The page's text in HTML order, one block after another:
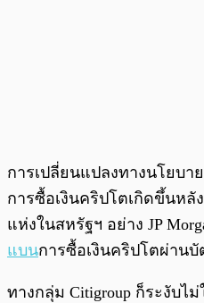
การเปลี่ยนแปลงทางนโยบา
การซื้อเงินคริปโตเกิดขึ้นหลั
แห่งในสหรัฐฯ อย่าง JP
แบนการซื้อเงินคริปโตผ่านบั
ทางกลุ่ม Citigroup ก็ระงับไ